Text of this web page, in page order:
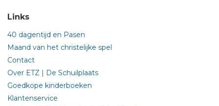
Links
40 dagentijd en Pasen
Maand van het christelijke spel
Contact
Over ETZ | De Schuilplaats
Goedkope kinderboeken
Klantenservice